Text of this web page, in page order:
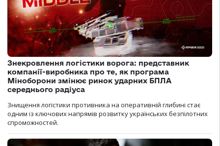
Знекровлення логістики ворога: представник
компанії-виробника про те, як програма
Міноборони змінює ринок ударних БПЛА
середнього радіуса
Знищення логістики противника на оперативній глибині стає
одним із ключових напрямів розвитку українських безпілотних
спроможностей.